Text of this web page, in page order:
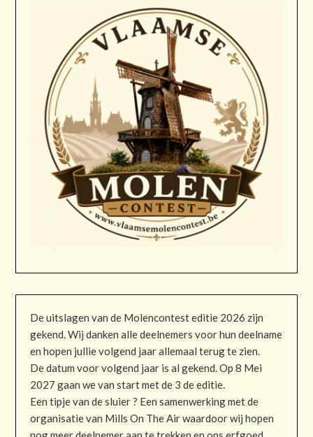
De uitslagen van de Molencontest editie 2026 zijn
gekend. Wij danken alle deelnemers voor hun deelname
en hopen jullie volgend jaar allemaal terug te zien.
De datum voor volgend jaar is al gekend. Op 8 Mei
2027 gaan we van start met de 3 de editie.
Een tipje van de sluier ? Een samenwerking met de
organisatie van Mills On The Air waardoor wij hopen